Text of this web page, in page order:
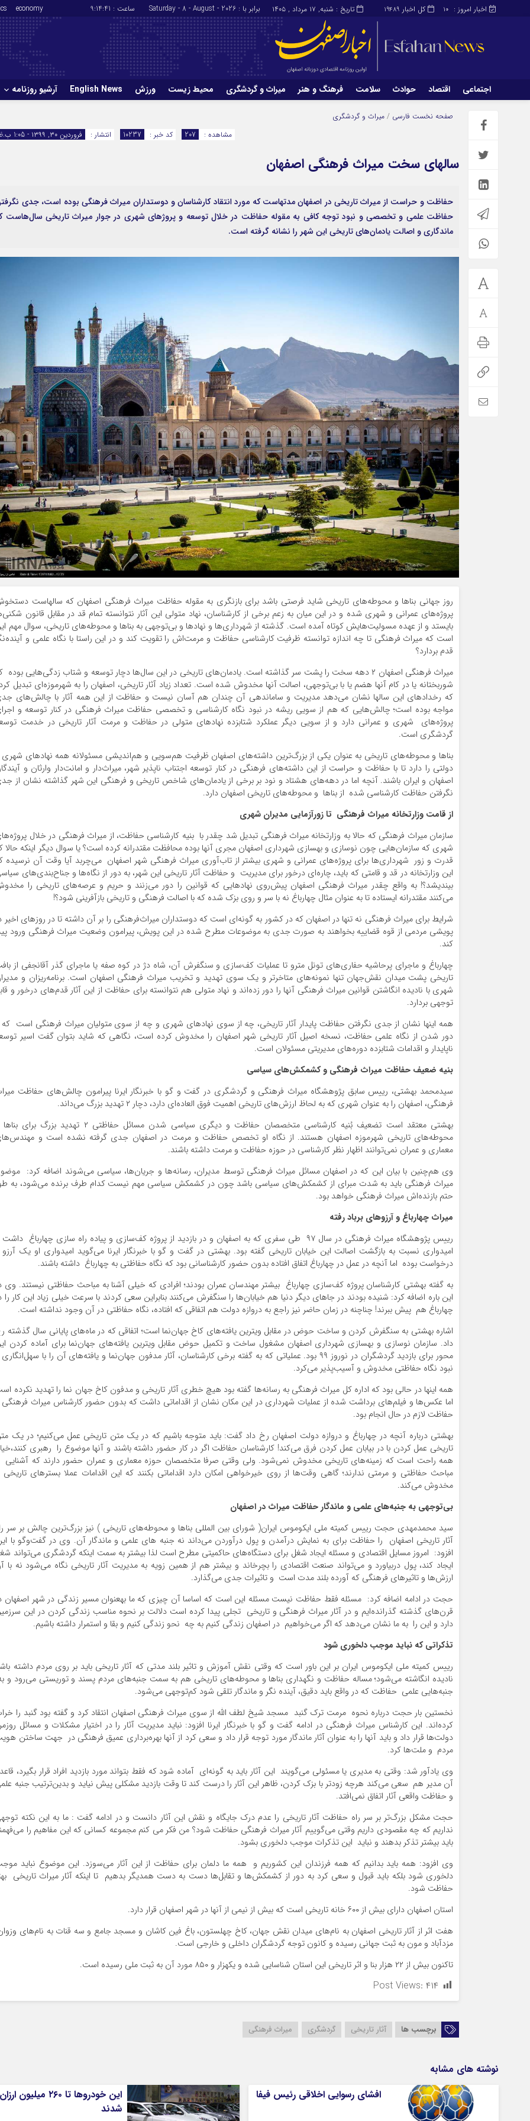
کل اخبار 19489 اخبار امروز : 10 تاریخ : شنبه, ۱۷ مرداد , ۱۴۰۵ برابر با : Saturday - 8 - August - 2026 ساعت : 9:14:42
economy
اجتماعی اقتصاد حوادث سلامت فرهنگ و هنر میراث و گردشگری محیط زیست ورزش English News آرشیو روزنامه
ورزش News
صفحه نخست فارسی / میراث و گردشگری
انتشار :
فروردین ۳۰, ۱۳۹۹ - 1:05 ب.ظ کد خبر : 10237 مشاهده : 207
سالهای سخت میراث فرهنگی اصفهان
حفاظت و حراست از میراث تاریخی در اصفهان مدتهاست که مورد انتقاد کارشناسان و دوستداران میراث فرهنگی بوده است، جدی
حفاظت علمی و تخصصی و نبود توجه کافی به مقوله حفاظت در خلال توسعه و پروژهای شهری در جوار میراث تاریخی سال‌هاست
ماندگاری و اصالت یادمان‌های تاریخی این شهر را نشانه گرفته است.
روز جهانی بناها و محوطه‌های تاریخی شاید فرصتی باشد برای بازنگری به مقوله حفاظت میراث فرهنگی اصفهان که سالهاست
پروژه‌های عمرانی و شهری شده و در این میان به زعم برخی از کارشناسان، نهاد متولی این آثار نتوانسته تمام قد در مقابل قانون
بایستد و از عهده مسولیت‌هایش کوتاه آمده است. گذشته از شهرداری‌ها و نهادها و بی‌توجهی به بناها و محوطه‌های تاریخی، سوال مهم
است که میراث فرهنگی تا چه اندازه توانسته ظرفیت کارشناسی حفاظت و مرمت‌اش را تقویت کند و در این راستا با نگاه علمی و
قدم بردارد؟
میراث فرهنگی اصفهان ۲ دهه سخت را پشت سر گذاشته است. یادمان‌های تاریخی در این سال‌ها دچار توسعه و شتاب زدگی‌هایی بوده
شوربختانه یا در کام آنها هضم یا با بی‌توجهی، اصالت آنها مخدوش شده است. تعداد زیاد آثار تاریخی، اصفهان را به شهرموزه‌ای تبدیل
که رخدادهای این سالها نشان می‌دهد مدیریت و ساماندهی آن چندان هم آسان نیست و حفاظت از این همه آثار با چالش‌های
مواجه بوده است؛ چالش‌هایی که هم از سویی ریشه در نبود نگاه کارشناسی و تخصصی حفاظت میراث فرهنگی در کنار توسعه و
پروژه‌های شهری و عمرانی دارد و از سویی دیگر عملکرد شتابزده نهادهای متولی در حفاظت و مرمت آثار تاریخی در خدمت
گردشگری است.
بناها و محوطه‌های تاریخی به عنوان یکی از بزرگ‌ترین داشته‌های اصفهان ظرفیت هم‌سویی و هم‌اندیشی مسئولانه همه نهادهای
دولتی را دارد تا با حفاظت و حراست از این داشته‌های فرهنگی در کنار توسعه اجتناب ناپذیر شهر، میراث‌دار و امانت‌دار وارثان و
اصفهان و ایران باشند. آنچه اما در دهه‌های هشتاد و نود بر برخی از یادمان‌های شاخص تاریخی و فرهنگی این شهر گذاشته نشان از
نگرفتن حفاظت کارشناسی شده از بناها و محوطه‌های تاریخی اصفهان دارد.
از قامت وزارتخانه میراث فرهنگی تا زورآزمایی مدیران شهری
سازمان میراث فرهنگی که حالا به وزارتخانه میراث فرهنگی تبدیل شد چقدر با بنیه کارشناسی حفاظت، از میراث فرهنگی در خلال
شهری که سازمان‌هایی چون نوسازی و بهسازی شهرداری اصفهان مجری آنها بوده محافظت مقتدرانه کرده است؟ یا سوال دیگر اینکه حالا
قدرت و زور شهرداری‌ها برای پروژه‌های عمرانی و شهری بیشتر از تاب‌آوری میراث فرهنگی شهر اصفهان می‌چربد آیا وقت آن نرسیده
این وزارتخانه در قد و قامتی که باید، چاره‌ای درخور برای مدیریت و حفاظت آثار تاریخی این شهر، به دور از نگاه‌ها و جناح‌بندی‌های
بیندیشد؟! به واقع چقدر میراث فرهنگی اصفهان پیش‌روی نهادهایی که قوانین را دور می‌زنند و حریم و عرصه‌های تاریخی را
می‌کنند مقتدرانه ایستاده تا به عنوان مثال چهارباغ نه با سر و روی بزک شده که با اصالت فرهنگی و تاریخی بازآفرینی شود؟!
شرایط برای میراث فرهنگی نه تنها در اصفهان که در کشور به گونه‌ای است که دوستداران میراث‌فرهنگی را بر آن داشته تا در روزهای اخیر
پویشی مردمی از قوه قضاییه بخواهند به صورت جدی به موضوعات مطرح شده در این پویش، پیرامون وضعیت میراث فرهنگی ورود
کند.
چهارباغ و ماجرای پرحاشیه حفاری‌های تونل مترو تا عملیات کف‌سازی و سنگفرش آن، شاه دژ در کوه صفه یا ماجرای گذر آقانجفی از
تاریخی پشت میدان نقش‌جهان تنها نمونه‌های متاخرتر و یک سوی تهدید و تخریب میراث فرهنگی اصفهان است. برنامه‌ریزان و
شهری با نادیده انگاشتن قوانین میراث فرهنگی آنها را دور زده‌اند و نهاد متولی هم نتوانسته برای حفاظت از این آثار قدم‌های درخور و
توجهی بردارد.
همه اینها نشان از جدی نگرفتن حفاظت پایدار آثار تاریخی، چه از سوی نهادهای شهری و چه از سوی متولیان میراث فرهنگی است که
دور شدن از نگاه علمی حفاظت، نسخه اصیل آثار تاریخی شهر اصفهان را مخدوش کرده است، نگاهی که شاید بتوان گفت اسیر
ناپایدار و اقدامات شتابزده دوره‌های مدیریتی مسئولان است.
بنیه ضعیف حفاظت میراث فرهنگی و کشمکش‌های سیاسی
سیدمحمد بهشتی، رییس سابق پژوهشگاه میراث فرهنگی و گردشگری در گفت‌ و گو با خبرنگار ایرنا پیرامون چالش‌های حفاظت
فرهنگی، اصفهان را به عنوان شهری که به لحاظ ارزش‌های تاریخی اهمیت فوق العاده‌ای دارد، دچار ۲ تهدید بزرگ می‌داند.
بهشتی معتقد است تضعیف بُنیه کارشناسی متخصصان حفاظت و دیگری سیاسی شدن مسائل حفاظتی ۲ تهدید بزرگ
محوطه‌های تاریخی شهرموزه اصفهان هستند. از نگاه او تخصص حفاظت و مرمت در اصفهان جدی گرفته نشده است و
معماری و عمران نمی‌توانند اظهار نظر کارشناسی در حوزه حفاظت و مرمت داشته باشند.
وی هم‌چنین با بیان این که در اصفهان مسائل میراث فرهنگی توسط مدیران، رسانه‌ها و جریان‌ها، سیاسی می‌شوند اضافه کرد:
میراث فرهنگی باید به شدت مبرای از کشمکش‌های سیاسی باشد چون در کشمکش سیاسی مهم نیست کدام طرف برنده می‌شود، به
حتم بازنده‌اش میراث فرهنگی خواهد بود.
میراث چهارباغ و آرزوهای برباد رفته
رییس پژوهشگاه میراث فرهنگی در سال ۹۷ طی سفری که به اصفهان و در بازدید از پروژه کف‌سازی و پیاده راه سازی چهارباغ
امیدواری نسبت به بازگشت اصالت این خیابان تاریخی گفته بود. بهشتی در گفت‌ و گو با خبرنگار ایرنا می‌گوید امیدواری او یک
درخواست بوده اما آنچه در عمل در چهارباغ اتفاق افتاده بدون حضور کارشناسانی بود که نگاه حفاظتی به چهارباغ داشته باشند.
به گفته بهشتی کارشناسان پروژه کف‌سازی چهارباغ بیشتر مهندسان عمران بودند؛ افرادی که خیلی آشنا به مباحث حفاظتی نیستند. وی
این‌ باره اضافه کرد: شنیده بودند در جاهای دیگر دنیا هم خیابان‌ها را سنگفرش می‌کنند بنابراین سعی کردند با سرعت خیلی زیاد این کار را
چهارباغ هم پیش ببرند! چناچنه در زمان حاضر نیز راجع به دروازه دولت هم اتفاقی که افتاده، نگاه حفاظتی در آن وجود نداشته است.
اشاره بهشتی به سنگفرش کردن و ساخت حوض در مقابل ویترین یافته‌های کاخ جهان‌نما است؛ اتفاقی که در ماه‌های پایانی سال گذشته
داد. سازمان نوسازی و بهسازی شهرداری اصفهان مشغول ساخت و تکمیل حوض مقابل ویترین یافته‌های جهان‌نما برای آماده کردن
محور برای بازدید گردشگران در نوروز ۹۹ بود. عملیاتی که به گفته برخی کارشناسان، آثار مدفون جهان‌نما و یافته‌های آن را با
نبود نگاه حفاظتی مخدوش و آسیب‌پذیر می‌کرد.
همه اینها در حالی بود که اداره کل میراث فرهنگی به رسانه‌ها گفته بود هیچ خطری آثار تاریخی و مدفون کاخ جهان نما را تهدید نکرده
اما عکس‌ها و فیلم‌های برداشت شده از عملیات شهرداری در این مکان نشان از اقداماتی داشت که بدون حضور کارشناس میراث
حفاظت لازم در حال انجام بود.
بهشتی درباره آنچه در چهارباغ و دروازه دولت اصفهان رخ داد گفت: باید متوجه باشیم که در یک متن تاریخی عمل می‌کنیم؛ در یک
تاریخی عمل کردن با در بیابان عمل کردن فرق می‌کند! کارشناسان حفاظت اگر در کار حضور داشته باشند و آنها موضوع را رهبری
همه راحت است که زمینه‌های تاریخی مخدوش نمی‌شود. ولی وقتی صرفا متخصصان حوزه معماری و عمران حضور دارند که آشنایی
مباحث حفاظتی و مرمتی ندارند؛ گاهی وقت‌ها از روی خیرخواهی امکان دارد اقداماتی بکنند که این اقدامات عملا بسترهای تاریخی
مخدوش می‌کند.
بی‌توجهی به جنبه‌های علمی و ماندگار حفاظت میراث در اصفهان
سید محمدمهدی حجت رییس کمیته ملی ایکوموس ایران( شورای بین المللی بناها و محوطه‌های تاریخی ) نیز بزرگ‌ترین چالش بر سر
آثار تاریخی اصفهان را حفاظت برای به نمایش درآمدن و پول درآوردن می‌داند نه جنبه های علمی و ماندگار آن. وی در گفت‌وگو با
افزود: امروز مسایل اقتصادی و مسئله ایجاد شغل برای دستگاه‌های حاکمیتی مطرح است لذا بیشتر به سمت اینکه گردشگری می‌تواند
ایجاد کند، پول دربیاورد و می‌تواند صنعت اقتصادی را بچرخاند و بیشتر هم از همین زویه به مدیریت آثار تاریخی نگاه می‌شود نه با
ارزش‌ها و تاثیرهای فرهنگی که آورده بلند مدت است و تاثیرات جدی می‌گذارد.
حجت در ادامه اضافه کرد: مسئله فقط حفاظت نیست مسئله این است که اساسا آن چیزی که ما بهعنوان مسیر زندگی در شهر اصفهان
قرن‌های گذشته گذرانده‌ایم و در آثار میراث فرهنگی و تاریخی تجلی پیدا کرده است دلالت بر نحوه مناسب زندگی کردن در این
دارد و این را به ما نشان می‌دهد که اگر می‌خواهیم در اصفهان زندگی کنیم به چه نحو زندگی کنیم و بقا و استمرار داشته باشیم.
تذکراتی که نباید موجب دلخوری شود
رییس کمیته ملی ایکوموس ایران بر این باور است که وقتی نقش آموزش و تاثیر بلند مدتی که آثار تاریخی باید بر روی مردم داشته
نادیده انگاشته می‌شود؛ مساله حفاظت و نگهداری بناها و محوطه‌های تاریخی هم به سمت جنبه‌های مردم پسند و توریستی می‌رود و
جنبه‌هایی علمی حفاظت که در واقع باید دقیق، آینده نگر و ماندگار تلقی شود کم‌توجهی می‌شود.
نخستین بار حجت درباره نحوه مرمت ترک گنبد مسجد شیخ لطف الله از سوی میراث فرهنگی اصفهان انتقاد کرد و گفته بود گنبد را
کرده‌اند. این کارشناس میراث فرهنگی در ادامه گفت و گو با خبرنگار ایرنا افزود: نباید مدیریت آثار را در اختیار مشکلات و مسائل
دولت‌ها قرار داد و باید آنها را به عنوان آثار ماندگار مورد توجه قرار داد و سعی کرد از آنها بهره‌برداری عمیق فرهنگی در جهت ساختن
مردم و ملت‌ها کرد.
وی یادآور شد: وقتی به مدیری یا مسئولی می‌گویند این آثار باید به گونه‌ای آماده شود که فقط بتواند مورد بازدید افراد قرار بگیرد،
آن مدیر هم سعی می‌کند هرچه زودتر با بزک کردن، ظاهر این آثار را درست کند تا وقت بازدید مشکلی پیش نیاید و بدین‌ترتیب جنبه
و حفاظت واقعی آثار اتفاق نمی‌افتد.
حجت مشکل بزرگ‌تر بر سر راه حفاظت آثار تاریخی را عدم درک جایگاه و نقش این آثار دانست و در ادامه گفت : ما به این نکته
نداریم که چه مقصودی داریم وقتی می‌گوییم آثار میراث فرهنگی حفاظت شود؟ من فکر می کنم مجموعه کسانی که این مفاهیم را
باید بیشتر تذکر بدهند و نباید این تذکرات موجب دلخوری بشود.
وی افزود: همه باید بدانیم که همه فرزندان این کشوریم و همه ما دلمان برای حفاظت از این آثار می‌سوزد. این موضوع نباید
دلخوری شود بلکه باید قبول و سعی کرد به دور از کشمکش‌ها و تقابل‌ها دست به دست همدیگر بدهیم تا اینکه آثار میراث تاریخی
حفاظت شود.
استان اصفهان دارای بیش از ۶۰۰ خانه تاریخی است که بیش از نیمی از آنها در شهر اصفهان قرار دارد.
هفت اثر از آثار تاریخی اصفهان به نام‌های میدان نقش جهان، کاخ چهلستون، باغ فین کاشان و مسجد جامع و سه قنات به نام‌های
مزدآباد و مون به ثبت جهانی رسیده و کانون توجه گردشگران داخلی و خارجی است.
تاکنون بیش از ۲۲ هزار بنا و اثر تاریخی این استان شناسایی شده و یکهزار و ۸۵۰ مورد آن به ثبت ملی رسیده است.
Post Views: ۴۱۴
برچسب ها آثار تاریخی گردشگری میراث فرهنگی
نوشته های مشابه
افشای رسوایی اخلاقی رئیس فیفا
این خودروها تا ۲۶۰ میلیون ارزان
شدند